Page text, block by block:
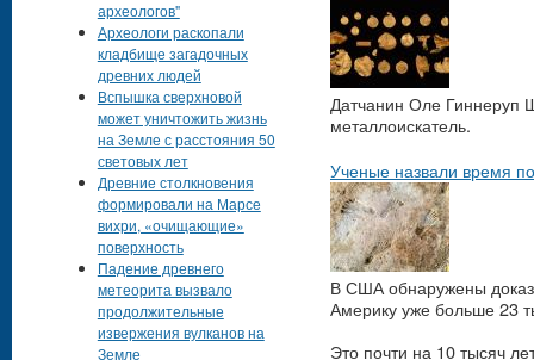
Датчанин Оле Гиннеруп
металлоискатель.
Ученые назвали время
В США обнаружены
Америку уже больше 23
Это почти на 10 тысяч
археологов"
Археологи раскопали
кладбище загадочных
древних людей
Вспышка сверхновой
может уничтожить жизнь
на Земле с расстояния 50
световых лет
Древние столкновения
формировали на Марсе
вихри, «очищающие»
поверхность
Падение древнего
метеорита вызвало
продолжительные
извержения вулканов на
Земле